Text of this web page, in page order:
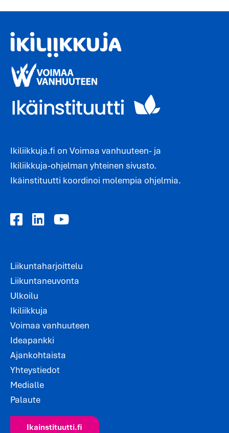
Ikiliikkuja.fi on Voimaa vanhuuteen- ja
Ikiliikkuja-ohjelman yhteinen sivusto.
Ikäinstituutti koordinoi molempia ohjelmia.
Liikuntaharjoittelu
Liikuntaneuvonta
Ulkoilu
Ikiliikkuja
Voimaa vanhuuteen
Ideapankki
Ajankohtaista
Yhteystiedot
Medialle
Palaute
Ikainstituutti.fi